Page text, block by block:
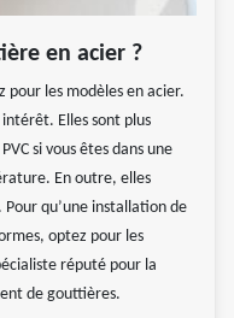
en acier ?
les modèles en acier.
Elles sont plus
si vous êtes dans une
En outre, elles
qu’une installation de
optez pour les
réputé pour la
de gouttières.